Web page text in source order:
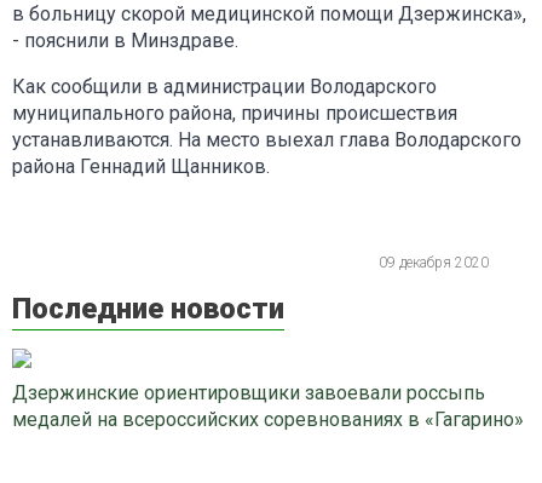
в больницу скорой медицинской помощи Дзержинска»,
- пояснили в Минздраве.
Как сообщили в администрации Володарского
муниципального района, причины происшествия
устанавливаются. На место выехал глава Володарского
района Геннадий Щанников.
09 декабря 2020
Последние новости
Дзержинские ориентировщики завоевали россыпь
медалей на всероссийских соревнованиях в «Гагарино»